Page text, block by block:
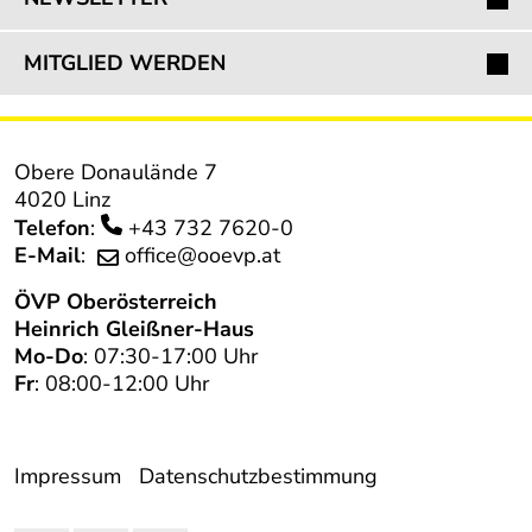
MITGLIED WERDEN
Obere Donaulände 7
4020 Linz
Telefon:
+43 732 7620-0
E-Mail:
office@ooevp.at
ÖVP Oberösterreich
Heinrich Gleißner-Haus
Mo-Do: 07:30-17:00 Uhr
Fr: 08:00-12:00 Uhr
Impressum Datenschutzbestimmung